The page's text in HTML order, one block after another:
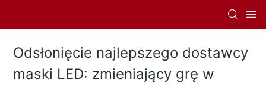
Odsłonięcie najlepszego dostawcy
maski LED: zmieniający grę w